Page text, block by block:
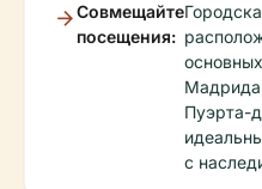
Совмещайте
посещения:
Пуэрта-
с